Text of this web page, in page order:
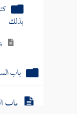
بذلك
باب
باب